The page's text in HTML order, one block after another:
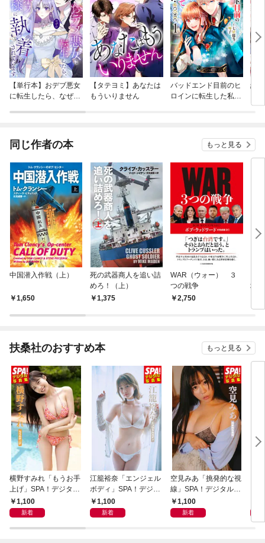
【単行本】おデブ悪女
に転生したら、なぜか
【タテヨミ】あなたは
もういりません
バッドエンド目前のヒ
ロインに転生した私、
結
同じ作者の本 もっと見る
中国潜入作戦（上）
1,650
死の武器商人を追い詰
めろ！（上）
1,375
WAR（ウォー） ３
つの戦争
2,750
壊
扶桑社のおすすめ本 もっと見る
横野すみれ「もうお手
上げ」SPA！デジタル
写真集
1,100
新着
江籠裕奈「エンジェル
ボディ」SPA！デジタ
ル写真集
1,100
新着
空見みあ「挑発的な視
線」SPA！デジタル写
真集1,100
新着
の